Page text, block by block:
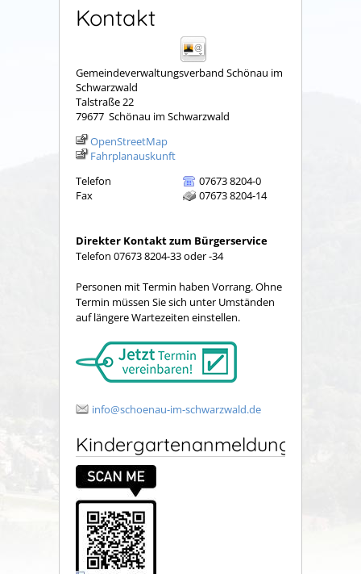
Kontakt
Gemeindeverwaltungsverband Schönau im
Schwarzwald
Talstraße 22
79677 Schönau im Schwarzwald
OpenStreetMap
Fahrplanauskunft
Telefon
07673 8204-0
Fax
07673 8204-14
Direkter Kontakt zum Bürgerservice
Telefon 07673 8204-33 oder -34
Personen mit Termin haben Vorrang. Ohne
Termin müssen Sie sich unter Umständen
auf längere Wartezeiten einstellen.
info@schoenau-im-schwarzwald.de
Kindergartenanmeldung